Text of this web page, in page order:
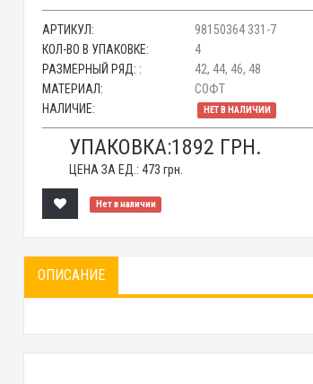
АРТИКУЛ:
98150364 331-7
КОЛ-ВО В УПАКОВКЕ:
4
РАЗМЕРНЫЙ РЯД: :
42, 44, 46, 48
МАТЕРИАЛ:
СОФТ
НАЛИЧИЕ:
НЕТ В НАЛИЧИИ
УПАКОВКА:1892 ГРН.
ЦЕНА ЗА ЕД.:473 грн.
Нет в наличии
ОПИСАНИЕ